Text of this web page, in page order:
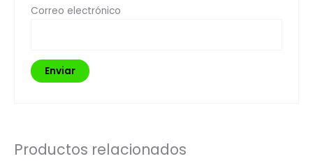
Correo electrónico
Productos relacionados